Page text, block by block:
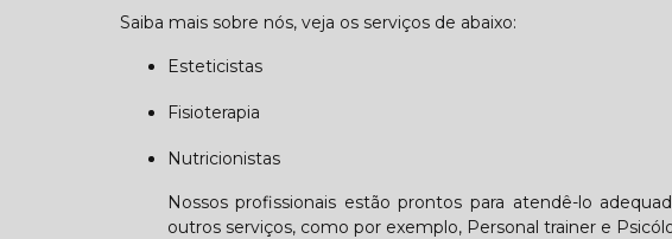
Saiba mais sobre nós, veja os serviços de abaixo:
Esteticistas
Fisioterapia
Nutricionistas
Nossos profissionais estão prontos para atendê-lo
outros serviços, como por exemplo, Personal trainer e